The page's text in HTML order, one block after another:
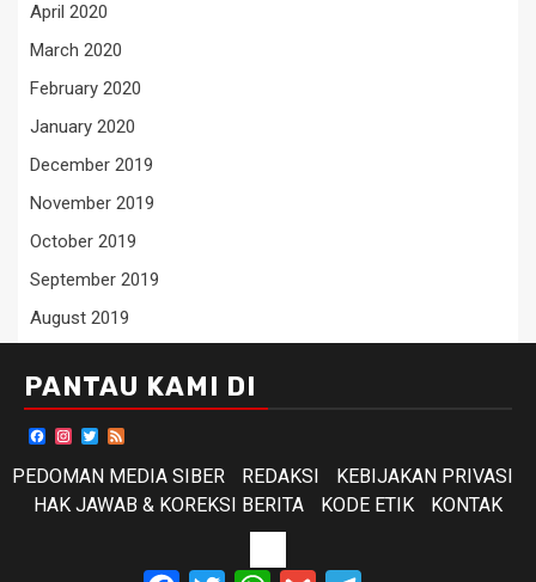
April 2020
March 2020
February 2020
January 2020
December 2019
November 2019
October 2019
September 2019
August 2019
PANTAU KAMI DI
Facebook
Instagram
Twitter
PEDOMAN MEDIA SIBER
REDAKSI
KEBIJAKAN PRIVASI
HAK JAWAB & KOREKSI BERITA
KODE ETIK KONTAK